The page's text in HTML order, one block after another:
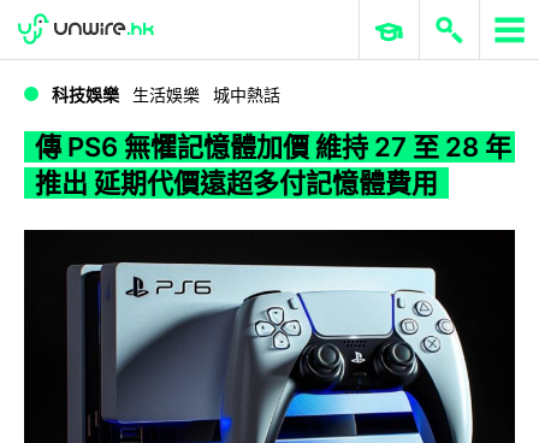
WWDC 2026 ERP 與商業 AI
科技娛樂 生活娛樂 城中熱話
傳 PS6 無懼記憶體加價 維持 27 至 28 年
推出 延期代價遠超多付記憶體費用